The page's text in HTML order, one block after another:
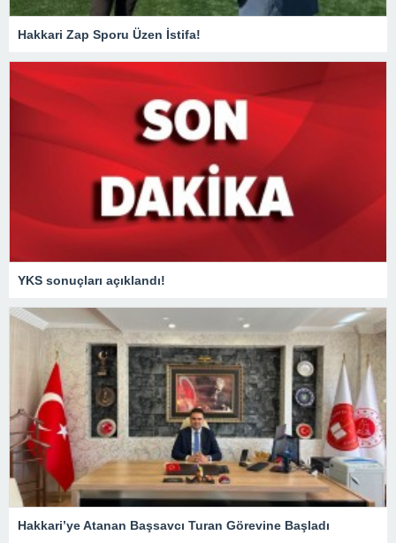
Hakkari Zap Sporu Üzen İstifa!
YKS sonuçları açıklandı!
Hakkari’ye Atanan Başsavcı Turan Görevine Başladı